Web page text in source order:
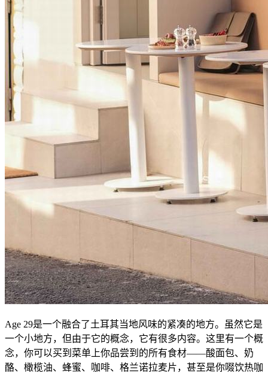
Age 29是一个融合了土耳其当地风味的紧凑的地方。虽然它是
一个小地方，但由于它的概念，它有很多内容。这里有一个概
念，你可以买到菜单上你品尝到的所有食材——酸面包、奶
酪、橄榄油、蜂蜜、咖啡、格兰诺拉麦片，甚至是你啜饮热咖